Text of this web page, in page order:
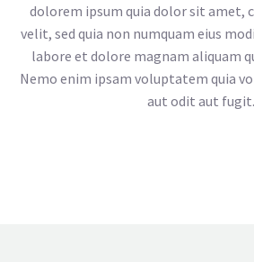
dolorem ipsum quia dolor sit amet,
velit, sed quia non numquam eius
labore et dolore magnam aliquam
Nemo enim ipsam voluptatem quia
aut odit aut fugit.